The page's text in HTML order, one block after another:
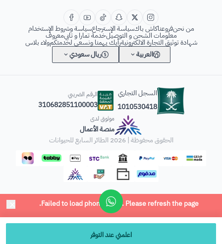
اعلمني عند التوفر
من نحنفروعناكاش باكسياسة الإسترجاعسياسة وشروط الإستخدام
معلومات الشحن و التوصيلخدمة تمارا و تابيمعروف
شهادة توثيق التجارة الالكترونيةرأيك يهمنا ونسعى لخدمتكمولاء بلاس
العربية
ريال سعودي
السجل التجاري
1010530418
الرقم الضريبي
310682851100003
موثوق لدى
منصة الأعمال
الحقوق محفوظة | 2026
الطائر السابع للحيوانات
× Failed to load phone input. Please refresh the page.